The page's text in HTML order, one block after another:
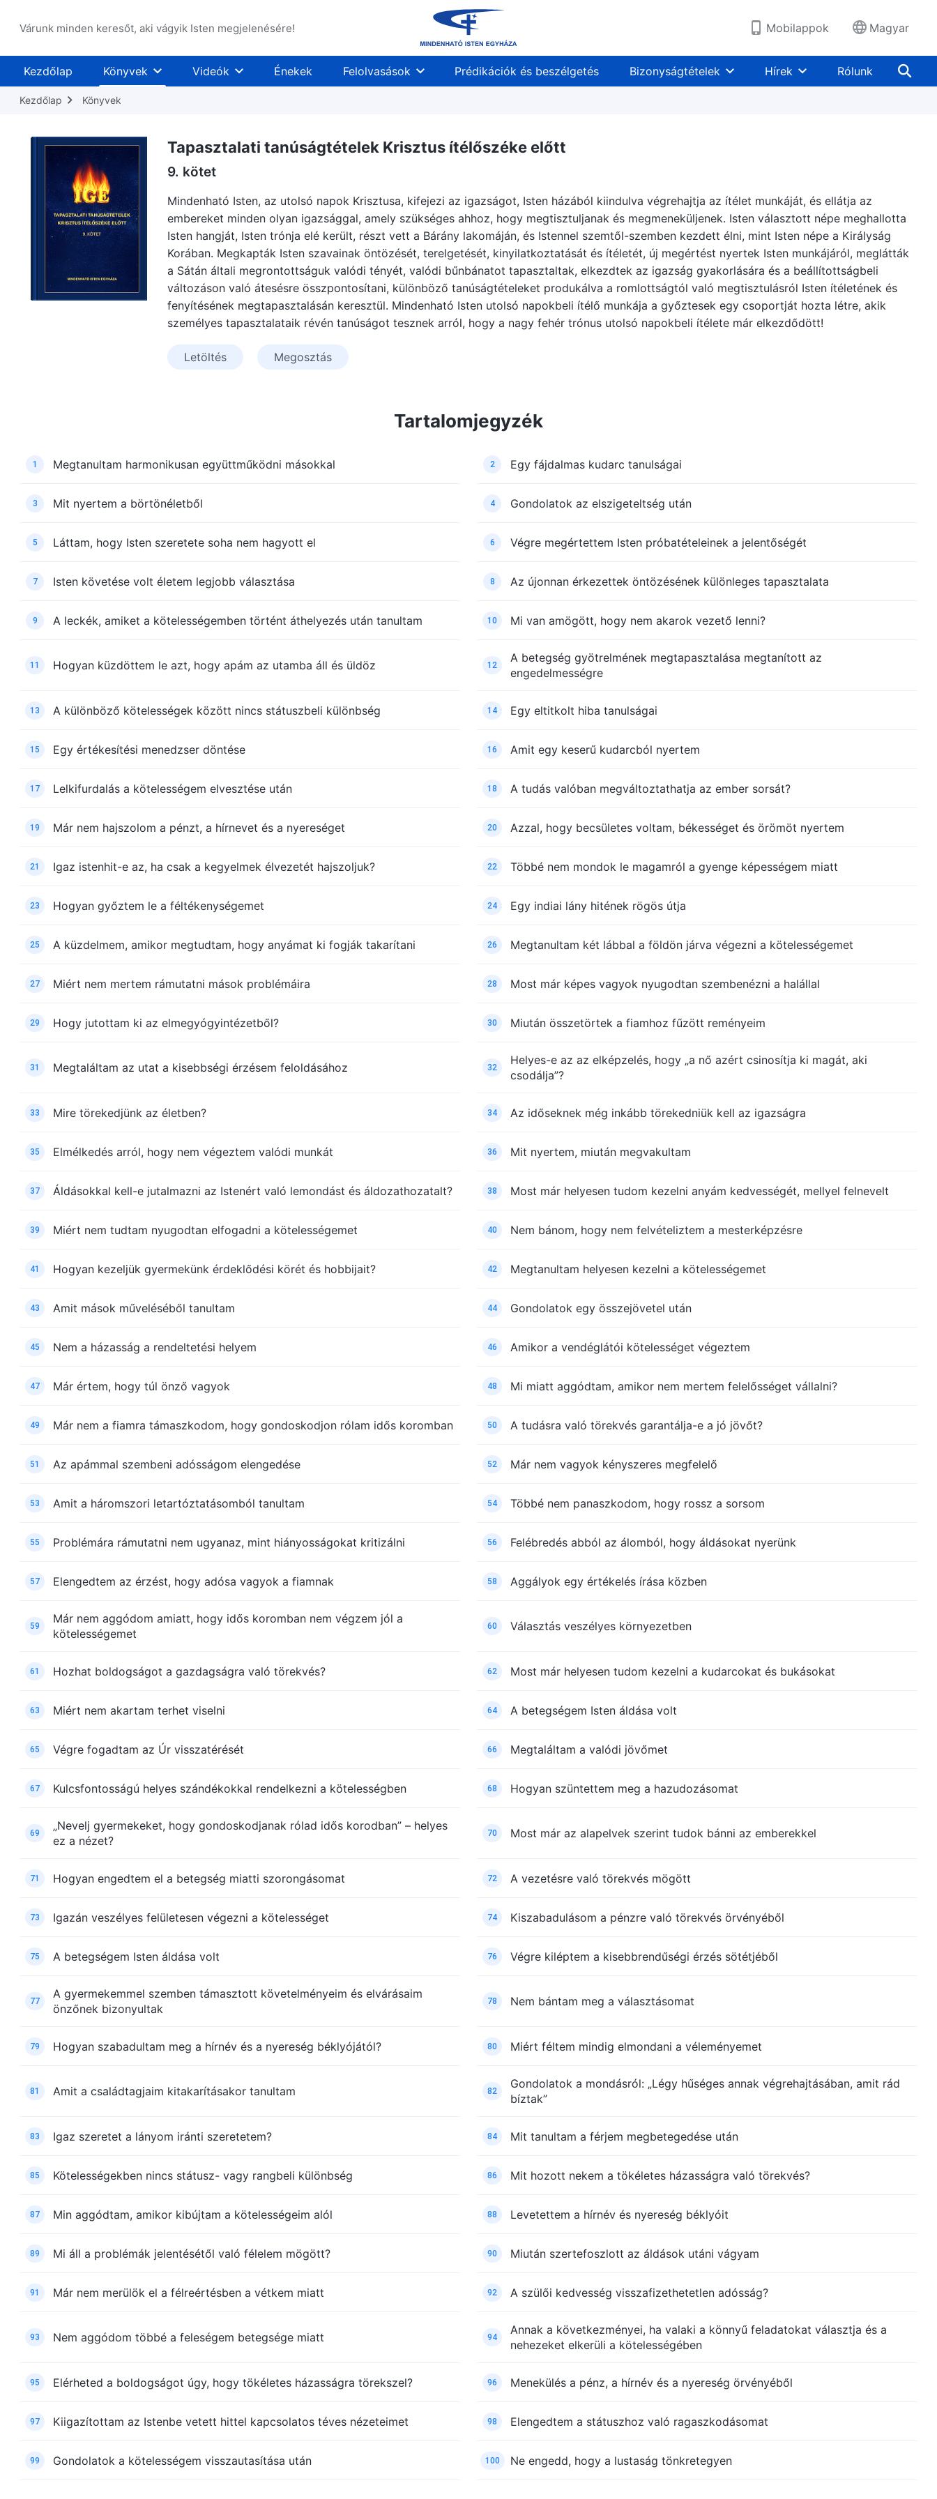
Várunk minden keresőt, aki vágyik Isten megjelenésére! Mobilappok Magyar
Kezdőlap Könyvek Videók Énekek Felolvasások Prédikációk és beszélgetés Bizonyságtételek Hírek Rólunk
Kezdőlap Könyvek
Tapasztalati tanúságtételek Krisztus ítélőszéke előtt
9. kötet
Mindenható Isten, az utolsó napok Krisztusa, kifejezi az igazságot, Isten házából kiindulva végrehajtja az ítélet munkáját, és ellátja az
embereket minden olyan igazsággal, amely szükséges ahhoz, hogy megtisztuljanak és megmeneküljenek. Isten választott népe meghallotta
Isten hangját, Isten trónja elé került, részt vett a Bárány lakomáján, és Istennel szemtől-szemben kezdett élni, mint Isten népe a Királyság
Korában. Megkapták Isten szavainak öntözését, terelgetését, kinyilatkoztatását és ítéletét, új megértést nyertek Isten munkájáról, meglátták
a Sátán általi megrontottságuk valódi tényét, valódi bűnbánatot tapasztaltak, elkezdtek az igazság gyakorlására és a beállítottságbeli
változáson való átesésre összpontosítani, különböző tanúságtételeket produkálva a romlottságtól való megtisztulásról Isten ítéletének és
fenyítésének megtapasztalásán keresztül. Mindenható Isten utolsó napokbeli ítélő munkája a győztesek egy csoportját hozta létre, akik
személyes tapasztalataik révén tanúságot tesznek arról, hogy a nagy fehér trónus utolsó napokbeli ítélete már elkezdődött!
Letöltés Megosztás
Tartalomjegyzék
1 Megtanultam harmonikusan együttműködni másokkal 2 Egy fájdalmas kudarc tanulságai
3 Mit nyertem a börtönéletből 4 Gondolatok az elszigeteltség után
5 Láttam, hogy Isten szeretete soha nem hagyott el 6 Végre megértettem Isten próbatételeinek a jelentőségét
7 Isten követése volt életem legjobb választása 8 Az újonnan érkezettek öntözésének különleges tapasztalata
9 A leckék, amiket a kötelességemben történt áthelyezés után tanultam 10 Mi van amögött, hogy nem akarok vezető lenni?
11 Hogyan küzdöttem le azt, hogy apám az utamba áll és üldöz 12
A betegség gyötrelmének megtapasztalása megtanított az
engedelmességre
13 A különböző kötelességek között nincs státuszbeli különbség 14 Egy eltitkolt hiba tanulságai
15 Egy értékesítési menedzser döntése 16 Amit egy keserű kudarcból nyertem
17 Lelkifurdalás a kötelességem elvesztése után 18 A tudás valóban megváltoztathatja az ember sorsát?
19 Már nem hajszolom a pénzt, a hírnevet és a nyereséget 20 Azzal, hogy becsületes voltam, békességet és örömöt nyertem
21 Igaz istenhit-e az, ha csak a kegyelmek élvezetét hajszoljuk? 22 Többé nem mondok le magamról a gyenge képességem miatt
23 Hogyan győztem le a féltékenységemet 24 Egy indiai lány hitének rögös útja
25 A küzdelmem, amikor megtudtam, hogy anyámat ki fogják takarítani 26 Megtanultam két lábbal a földön járva végezni a kötelességemet
27 Miért nem mertem rámutatni mások problémáira 28 Most már képes vagyok nyugodtan szembenézni a halállal
29 Hogy jutottam ki az elmegyógyintézetből? 30 Miután összetörtek a fiamhoz fűzött reményeim
31 Megtaláltam az utat a kisebbségi érzésem feloldásához 32
Helyes-e az az elképzelés, hogy „a nő azért csinosítja ki magát, aki
csodálja”?
33 Mire törekedjünk az életben? 34 Az időseknek még inkább törekedniük kell az igazságra
35 Elmélkedés arról, hogy nem végeztem valódi munkát 36 Mit nyertem, miután megvakultam
37 Áldásokkal kell-e jutalmazni az Istenért való lemondást és áldozathozatalt? 38 Most már helyesen tudom kezelni anyám kedvességét, mellyel felnevelt
39 Miért nem tudtam nyugodtan elfogadni a kötelességemet 40 Nem bánom, hogy nem felvételiztem a mesterképzésre
41 Hogyan kezeljük gyermekünk érdeklődési körét és hobbijait? 42 Megtanultam helyesen kezelni a kötelességemet
43 Amit mások műveléséből tanultam 44 Gondolatok egy összejövetel után
45 Nem a házasság a rendeltetési helyem 46 Amikor a vendéglátói kötelességet végeztem
47 Már értem, hogy túl önző vagyok 48 Mi miatt aggódtam, amikor nem mertem felelősséget vállalni?
49 Már nem a fiamra támaszkodom, hogy gondoskodjon rólam idős koromban 50 A tudásra való törekvés garantálja-e a jó jövőt?
51 Az apámmal szembeni adósságom elengedése 52 Már nem vagyok kényszeres megfelelő
53 Amit a háromszori letartóztatásomból tanultam 54 Többé nem panaszkodom, hogy rossz a sorsom
55 Problémára rámutatni nem ugyanaz, mint hiányosságokat kritizálni 56 Felébredés abból az álomból, hogy áldásokat nyerünk
57 Elengedtem az érzést, hogy adósa vagyok a fiamnak 58 Aggályok egy értékelés írása közben
59
Már nem aggódom amiatt, hogy idős koromban nem végzem jól a
kötelességemet
60 Választás veszélyes környezetben
61 Hozhat boldogságot a gazdagságra való törekvés? 62 Most már helyesen tudom kezelni a kudarcokat és bukásokat
63 Miért nem akartam terhet viselni 64 A betegségem Isten áldása volt
65 Végre fogadtam az Úr visszatérését 66 Megtaláltam a valódi jövőmet
67 Kulcsfontosságú helyes szándékokkal rendelkezni a kötelességben 68 Hogyan szüntettem meg a hazudozásomat
69
„Nevelj gyermekeket, hogy gondoskodjanak rólad idős korodban” – helyes
ez a nézet?
70 Most már az alapelvek szerint tudok bánni az emberekkel
71 Hogyan engedtem el a betegség miatti szorongásomat 72 A vezetésre való törekvés mögött
73 Igazán veszélyes felületesen végezni a kötelességet 74 Kiszabadulásom a pénzre való törekvés örvényéből
75 A betegségem Isten áldása volt 76 Végre kiléptem a kisebbrendűségi érzés sötétjéből
77
A gyermekemmel szemben támasztott követelményeim és elvárásaim
önzőnek bizonyultak
78 Nem bántam meg a választásomat
79 Hogyan szabadultam meg a hírnév és a nyereség béklyójától? 80 Miért féltem mindig elmondani a véleményemet
81 Amit a családtagjaim kitakarításakor tanultam 82
Gondolatok a mondásról: „Légy hűséges annak végrehajtásában, amit rád
bíztak”
83 Igaz szeretet a lányom iránti szeretetem? 84 Mit tanultam a férjem megbetegedése után
85 Kötelességekben nincs státusz- vagy rangbeli különbség 86 Mit hozott nekem a tökéletes házasságra való törekvés?
87 Min aggódtam, amikor kibújtam a kötelességeim alól 88 Levetettem a hírnév és nyereség béklyóit
89 Mi áll a problémák jelentésétől való félelem mögött? 90 Miután szertefoszlott az áldások utáni vágyam
91 Már nem merülök el a félreértésben a vétkem miatt 92 A szülői kedvesség visszafizethetetlen adósság?
93 Nem aggódom többé a feleségem betegsége miatt 94
Annak a következményei, ha valaki a könnyű feladatokat választja és a
nehezeket elkerüli a kötelességében
95 Elérheted a boldogságot úgy, hogy tökéletes házasságra törekszel? 96 Menekülés a pénz, a hírnév és a nyereség örvényéből
97 Kiigazítottam az Istenbe vetett hittel kapcsolatos téves nézeteimet 98 Elengedtem a státuszhoz való ragaszkodásomat
99 Gondolatok a kötelességem visszautasítása után 100 Ne engedd, hogy a lustaság tönkretegyen